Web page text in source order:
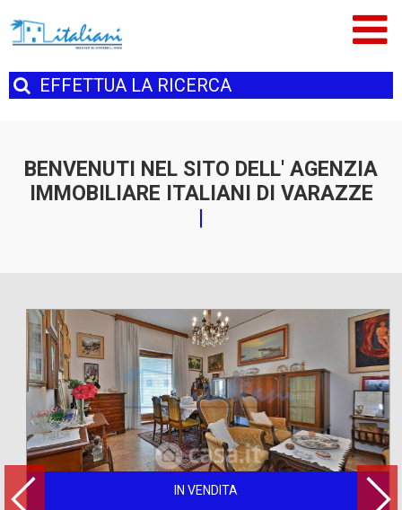
EFFETTUA LA RICERCA
BENVENUTI NEL SITO DELL' AGENZIA
IMMOBILIARE ITALIANI DI VARAZZE
IN VENDITA